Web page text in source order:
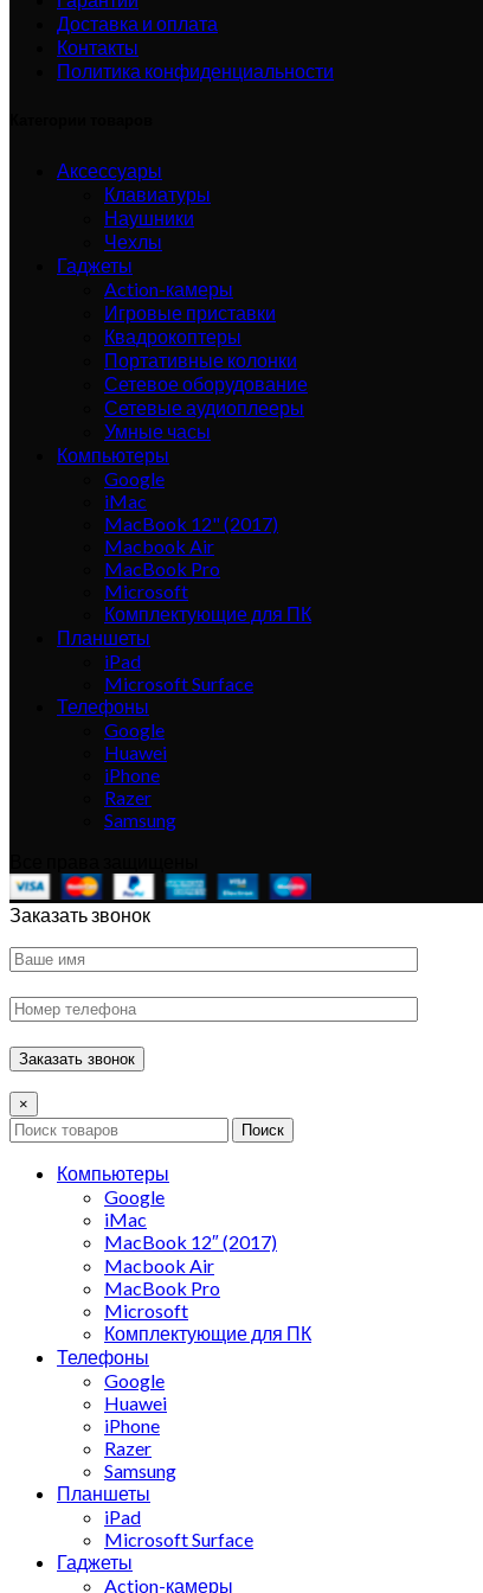
Доставка и оплата
Контакты
Политика конфиденциальности
Аксессуары
Клавиатуры
Наушники
Чехлы
Гаджеты
Action-камеры
Игровые приставки
Квадрокоптеры
Портативные колонки
Сетевое оборудование
Сетевые аудиоплееры
Умные часы
Компьютеры
Google
iMac
MacBook 12" (2017)
Macbook Air
MacBook Pro
Microsoft
Комплектующие для ПК
Планшеты
iPad
Microsoft Surface
Телефоны
Google
Huawei
iPhone
Razer
Samsung
Заказать звонок
×
Поиск
Компьютеры
Google
iMac
MacBook 12″ (2017)
Macbook Air
MacBook Pro
Microsoft
Комплектующие для ПК
Телефоны
Google
Huawei
iPhone
Razer
Samsung
Планшеты
iPad
Microsoft Surface
Гаджеты
Action-камеры